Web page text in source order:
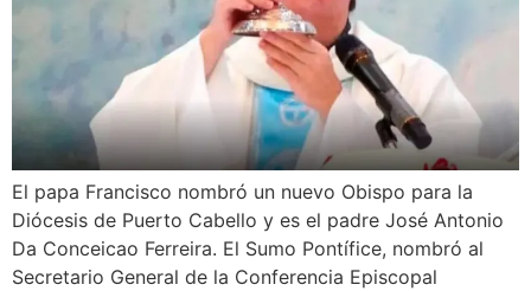
El papa Francisco nombró un nuevo Obispo para la
Diócesis de Puerto Cabello y es el padre José Antonio
Da Conceicao Ferreira. El Sumo Pontífice, nombró al
Secretario General de la Conferencia Episcopal